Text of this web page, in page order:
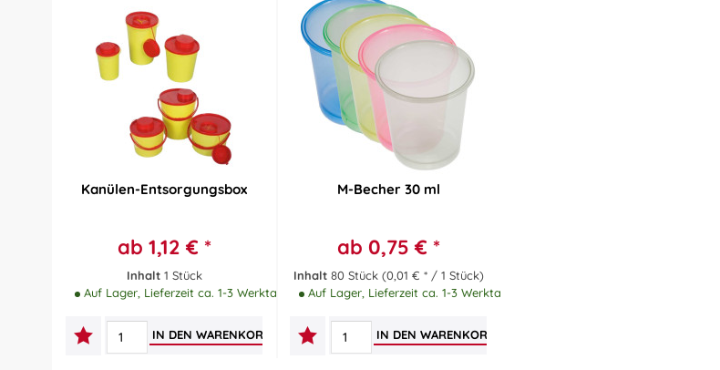
Kanülen-Entsorgungsbox
ab 1,12 € *
Inhalt 1 Stück
Auf Lager, Lieferzeit ca. 1-3 Werktage
IN DEN WARENKORB
M-Becher 30 ml
ab 0,75 € *
Inhalt 80 Stück (0,01 € * / 1 Stück)
Auf Lager, Lieferzeit ca. 1-3 Werktage
IN DEN WARENKORB